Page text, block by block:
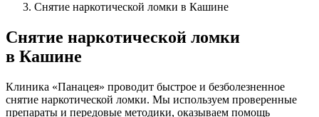
Снятие наркотической ломки в Кашине
Снятие наркотической ломки
в Кашине
Клиника «Панацея» проводит быстрое и безболезненное
снятие наркотической ломки. Мы используем проверенные
препараты и передовые методики, оказываем помощь